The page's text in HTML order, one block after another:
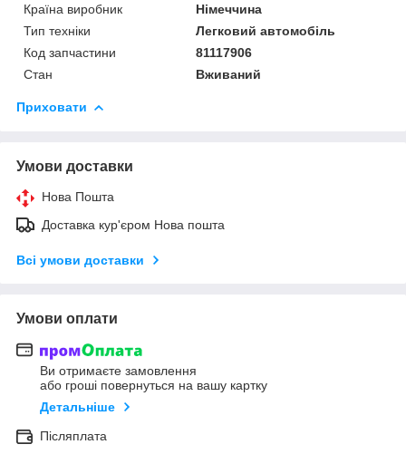
Країна виробник
Німеччина
Тип техніки
Легковий автомобіль
Код запчастини
81117906
Стан
Вживаний
Приховати
Умови доставки
Нова Пошта
Доставка кур'єром Нова пошта
Всі умови доставки
Умови оплати
Ви отримаєте замовлення
або гроші повернуться на вашу картку
Детальніше
Післяплата